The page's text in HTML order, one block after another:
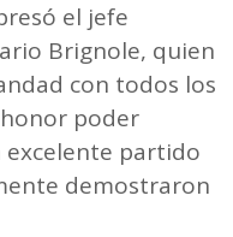
el jefe
Brignole, quien
con todos los
poder
partido
demostraron